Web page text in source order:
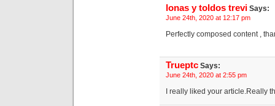
lonas y toldos trevi Says:
June 24th, 2020 at 12:17 pm
Perfectly composed content ,
Trueptc Says:
June 24th, 2020 at 2:55 pm
I really liked your article.Really